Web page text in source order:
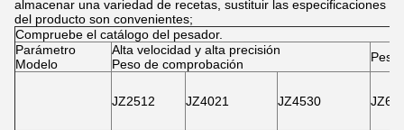
almacenar una variedad de recetas, sustituir las especificaciones
del producto son convenientes;
Compruebe el catálogo del pesador.
Parámetro
Modelo
Alta velocidad y alta precisión
Peso de comprobación
Peso
JZ2512 JZ4021 JZ4530